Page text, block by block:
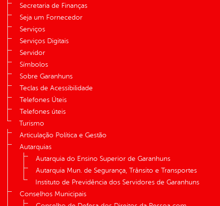
Secretaria de Finanças
Seja um Fornecedor
Serviços
Serviços Digitais
Servidor
Símbolos
Sobre Garanhuns
Teclas de Acessibilidade
Telefones Úteis
Telefones úteis
Turismo
Articulação Política e Gestão
Autarquias
Autarquia do Ensino Superior de Garanhuns
Autarquia Mun. de Segurança, Trânsito e Transportes
Instituto de Previdência dos Servidores de Garanhuns
Conselhos Municipais